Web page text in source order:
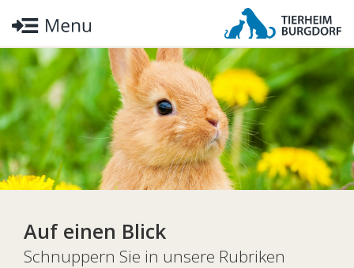
Auf einen Blick
Schnuppern Sie in unsere Rubriken